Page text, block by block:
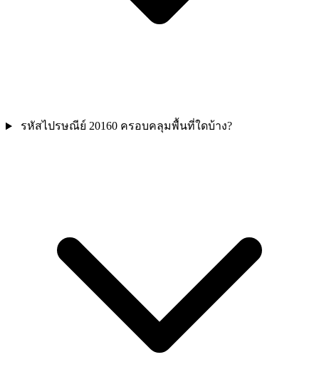
รหัสไปรษณีย์ 20160 ครอบคลุมพื้นที่ใดบ้าง?